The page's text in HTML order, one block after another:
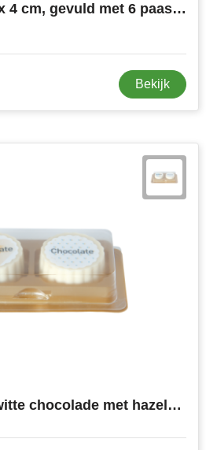
Eierdoosje 9,5 x 7 x 4 cm, gevuld met 6 paaseitjes
Bekijk
Logobonbon van witte chocolade met hazelnoot praline, rechthoekig of rond, opdruk tot in full colour, per 2 stuks verpakt